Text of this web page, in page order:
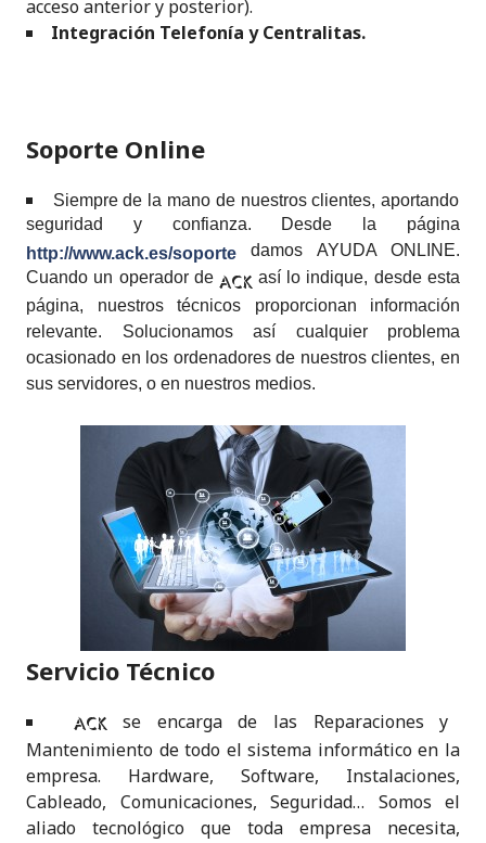
acceso anterior y posterior).
Integración Telefonía y Centralitas.
Soporte Online
Siempre de la mano de nuestros clientes, aportando
seguridad y confianza. Desde la página
http://www.ack.es/soporte damos AYUDA ONLINE.
Cuando un operador de ACK así lo indique, desde esta
página, nuestros técnicos proporcionan información
relevante. Solucionamos así cualquier problema
ocasionado en los ordenadores de nuestros clientes, en
sus servidores, o en nuestros medios.
Servicio Técnico
ACK se encarga de las Reparaciones y
Mantenimiento de todo el sistema informático en la
empresa. Hardware, Software, Instalaciones,
Cableado, Comunicaciones, Seguridad… Somos el
aliado tecnológico que toda empresa necesita,